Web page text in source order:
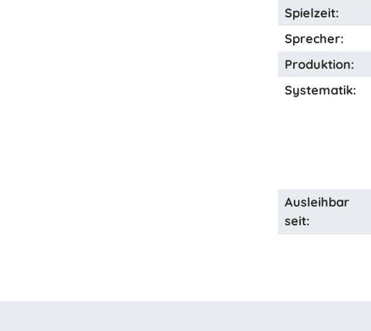
Spielzeit:
Sprecher:
Produktion:
Systematik:
Ausleihbar
seit: